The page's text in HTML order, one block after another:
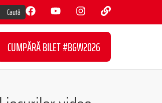
Caută
CUMPĂRĂ BILET #BGW2026